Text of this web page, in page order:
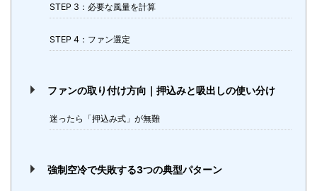
STEP 3：必要な風量を計算
STEP 4：ファン選定
ファンの取り付け方向｜押込みと吸出しの使い分け
迷ったら「押込み式」が無難
強制空冷で失敗する3つの典型パターン